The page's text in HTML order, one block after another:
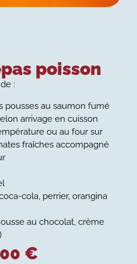
poisson
:
pousses au saumon fumé
arrivage en cuisson
ou au four sur
fraîches accompagné
cola, perrier, orangina
au chocolat, crème
€